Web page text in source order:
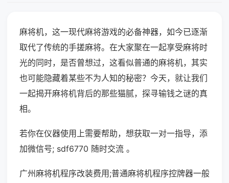
麻将机，这一现代麻将游戏的必备神器，如今已逐渐
取代了传统的手搓麻将。在大家聚在一起享受麻将时
光的同时，是否曾想过，这看似普通的麻将机，其实
也可能隐藏着某些不为人知的秘密？今天，就让我们
一起揭开麻将机背后的那些猫腻，探寻输钱之谜的真
相。
若你在仪器使用上需要帮助，想获取一对一指导，添
加微信号; sdf6770 随时交流 。
广州麻将机程序改装费用;普通麻将机程序控牌器一般